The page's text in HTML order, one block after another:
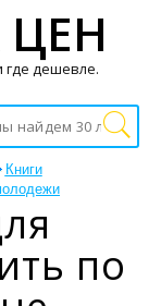
Книги
по
дешевле.